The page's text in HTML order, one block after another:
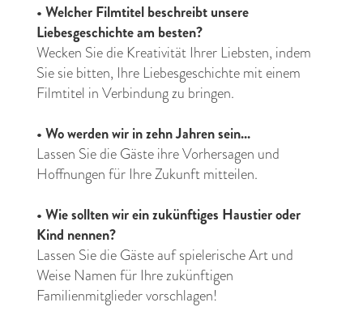
•Welcher Filmtitel beschreibt unsere
Liebesgeschichte am besten?
Wecken Sie die Kreativität Ihrer Liebsten, indem
Sie sie bitten, Ihre Liebesgeschichte mit einem
Filmtitel in Verbindung zu bringen.
•Wo werden wir in zehn Jahren sein...
Lassen Sie die Gäste ihre Vorhersagen und
Hoffnungen für Ihre Zukunft mitteilen.
•Wie sollten wir ein zukünftiges Haustier oder
Kind nennen?
Lassen Sie die Gäste auf spielerische Art und
Weise Namen für Ihre zukünftigen
Familienmitglieder vorschlagen!